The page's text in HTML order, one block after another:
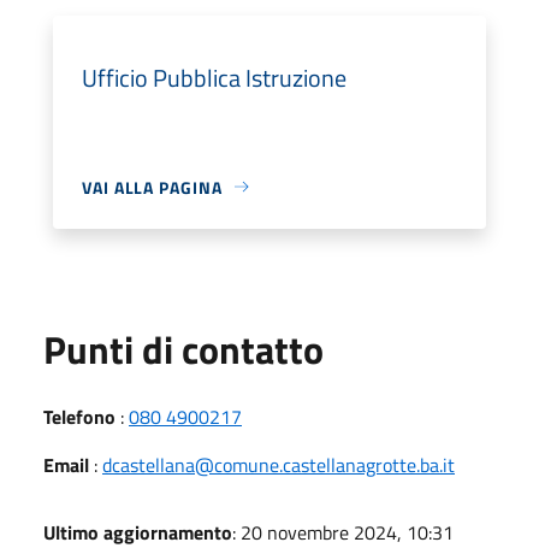
Ufficio Pubblica Istruzione
VAI ALLA PAGINA
Punti di contatto
Telefono :080 4900217
Email :dcastellana@comune.castellanagrotte.ba.it
Ultimo aggiornamento: 20 novembre 2024, 10:31